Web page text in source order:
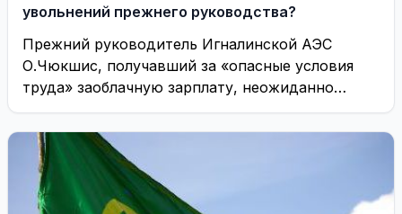
увольнений прежнего руководства?
Прежний руководитель Игналинской АЭС
О.Чюкшис, получавший за «опасные условия
труда» заоблачную зарплату, неожиданно
уступил свой пост другому новичку ядерной
энергетики